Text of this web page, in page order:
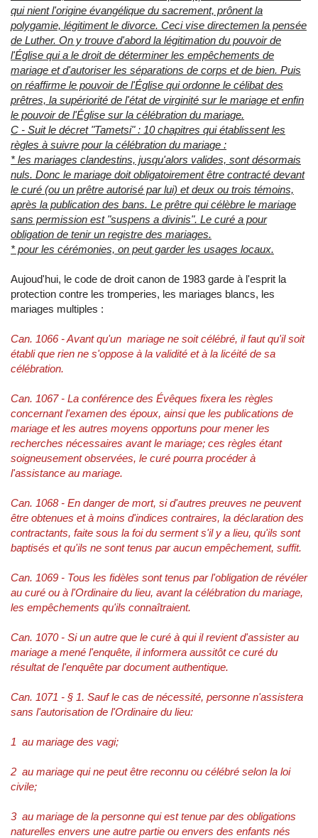
qui nient l'origine évangélique du sacrement, prônent la
polygamie, légitiment le divorce. Ceci vise directemen la pensée
de Luther. On y trouve d'abord la légitimation du pouvoir de
l'Église qui a le droit de déterminer les empêchements de
mariage et d'autoriser les séparations de corps et de bien. Puis
on réaffirme le pouvoir de l'Église qui ordonne le célibat des
prêtres, la supériorité de l'état de virginité sur le mariage et enfin
le pouvoir de l'Église sur la célébration du mariage.
C - Suit le décret "Tametsi" : 10 chapitres qui établissent les
règles à suivre pour la célébration du mariage :
* les mariages clandestins, jusqu'alors valides, sont désormais
nuls. Donc le mariage doit obligatoirement être contracté devant
le curé (ou un prêtre autorisé par lui) et deux ou trois témoins,
après la publication des bans. Le prêtre qui célèbre le mariage
sans permission est "suspens a divinis". Le curé a pour
obligation de tenir un registre des mariages.
* pour les cérémonies, on peut garder les usages locaux.
Aujoud'hui, le code de droit canon de 1983 garde à l'esprit la
protection contre les tromperies, les mariages blancs, les
mariages multiples :
Can. 1066 - Avant qu'un mariage ne soit célébré, il faut qu'il soit
établi que rien ne s'oppose à la validité et à la licéité de sa
célébration.
Can. 1067 - La conférence des Évêques fixera les règles
concernant l'examen des époux, ainsi que les publications de
mariage et les autres moyens opportuns pour mener les
recherches nécessaires avant le mariage; ces règles étant
soigneusement observées, le curé pourra procéder à
l'assistance au mariage.
Can. 1068 - En danger de mort, si d'autres preuves ne peuvent
être obtenues et à moins d'indices contraires, la déclaration des
contractants, faite sous la foi du serment s'il y a lieu, qu'ils sont
baptisés et qu'ils ne sont tenus par aucun empêchement, suffit.
Can. 1069 - Tous les fidèles sont tenus par l'obligation de révéler
au curé ou à l'Ordinaire du lieu, avant la célébration du mariage,
les empêchements qu'ils connaîtraient.
Can. 1070 - Si un autre que le curé à qui il revient d'assister au
mariage a mené l'enquête, il informera aussitôt ce curé du
résultat de l'enquête par document authentique.
Can. 1071 - § 1. Sauf le cas de nécessité, personne n'assistera
sans l'autorisation de l'Ordinaire du lieu:
1 au mariage des vagi;
2 au mariage qui ne peut être reconnu ou célébré selon la loi
civile;
3 au mariage de la personne qui est tenue par des obligations
naturelles envers une autre partie ou envers des enfants nés